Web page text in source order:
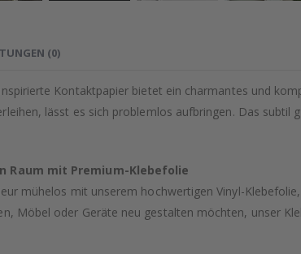
Kontaktpapier bietet ein charmantes und
lässt es sich problemlos aufbringen. Das
Raum mit Premium-Klebefolie
mühelos mit unserem hochwertigen Vinyl-
Möbel oder Geräte neu gestalten möchten, unser
(0)